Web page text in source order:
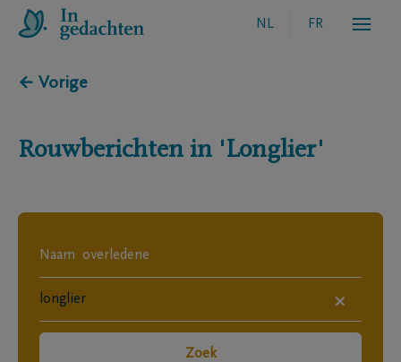
NL FR
← Vorige
Rouwberichten in 'Longlier'
×
Zoek